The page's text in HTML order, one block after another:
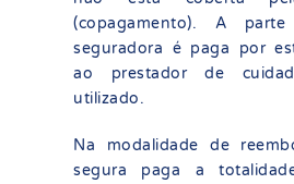
(copagamento). A
seguradora é paga por
ao prestador de
utilizado.
Na modalidade de
segura paga a